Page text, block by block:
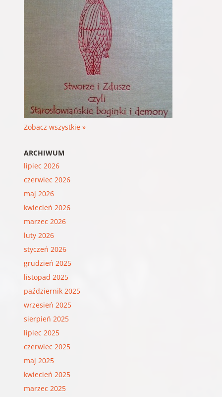
Zobacz wszystkie »
ARCHIWUM
lipiec 2026
czerwiec 2026
maj 2026
kwiecień 2026
marzec 2026
luty 2026
styczeń 2026
grudzień 2025
listopad 2025
październik 2025
wrzesień 2025
sierpień 2025
lipiec 2025
czerwiec 2025
maj 2025
kwiecień 2025
marzec 2025